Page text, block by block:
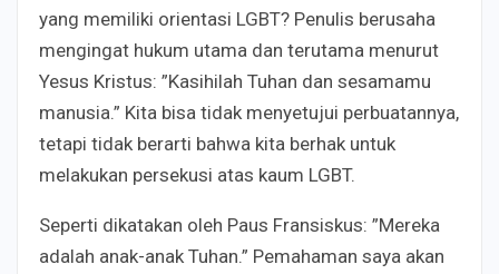
yang memiliki orientasi LGBT? Penulis berusaha
mengingat hukum utama dan terutama menurut
Yesus Kristus: ”Kasihilah Tuhan dan sesamamu
manusia.” Kita bisa tidak menyetujui perbuatannya,
tetapi tidak berarti bahwa kita berhak untuk
melakukan persekusi atas kaum LGBT.
Seperti dikatakan oleh Paus Fransiskus: ”Mereka
adalah anak-anak Tuhan.” Pemahaman saya akan